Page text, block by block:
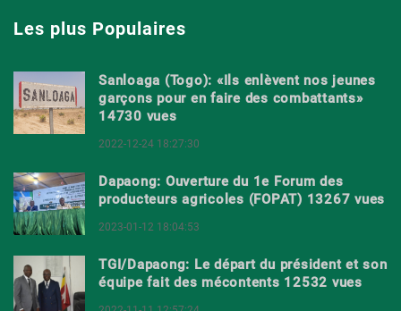
Les plus Populaires
Sanloaga (Togo): «Ils enlèvent nos jeunes
garçons pour en faire des combattants»
14730 vues
2022-12-24 18:27:30
Dapaong: Ouverture du 1e Forum des
producteurs agricoles (FOPAT) 13267 vues
2023-01-12 18:04:53
TGI/Dapaong: Le départ du président et son
équipe fait des mécontents 12532 vues